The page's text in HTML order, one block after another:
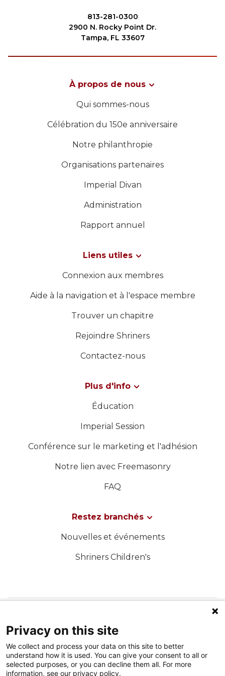
Définissez votre chemin
Notre lien avec Freemasonry
Vivez la fraternité
RECHERCHER
NOTRE PHILANTHROPIE
CENTRE DES MEMBRES
813-281-0300
2900 N. Rocky Point Dr.
Tampa, FL 33607
À propos de nous
Qui sommes-nous
Célébration du 150e anniversaire
Notre philanthropie
Organisations partenaires
Imperial Divan
Administration
Rapport annuel
Liens utiles
Connexion aux membres
Aide à la navigation et à l'espace membre
Trouver un chapitre
Rejoindre Shriners
Contactez-nous
Plus d'info
Éducation
Imperial Session
Conférence sur le marketing et l'adhésion
Notre lien avec Freemasonry
FAQ
Restez branchés
Nouvelles et événements
Shriners Children's
Privacy on this site
We collect and process your data on this site to better
understand how it is used. You can give your consent to all or
selected purposes, or you can decline them all. For more
information, see our privacy policy.